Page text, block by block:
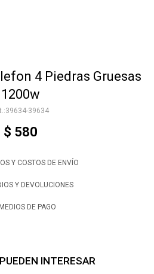
4 Piedras Gruesas
1200w
39634-39634
$ 580
Y COSTOS DE ENVÍO
Y DEVOLUCIONES
MEDIOS DE PAGO
INTERESAR